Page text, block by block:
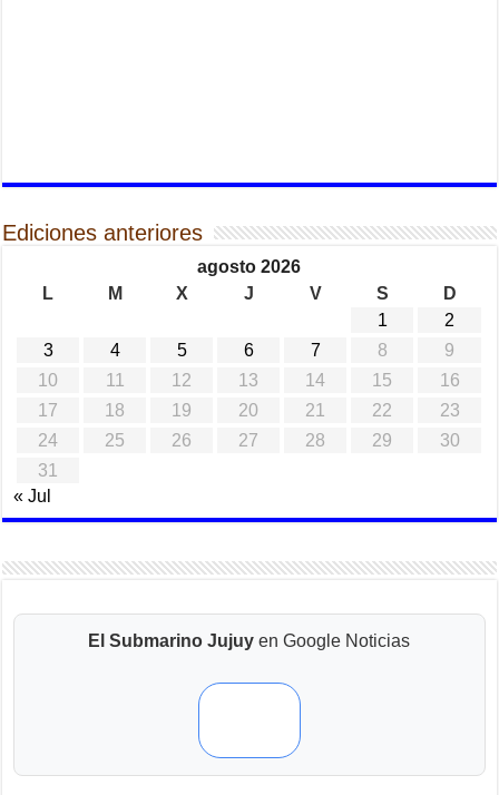
Ediciones anteriores
agosto 2026
L
M X J V S
D
1
2
3
4 5 6 7 8
9
10
11 12 13 14 15
16
17
18 19 20 21 22
23
24
25 26 27 28 29
30
31
« Jul
El Submarino Jujuy en Google Noticias